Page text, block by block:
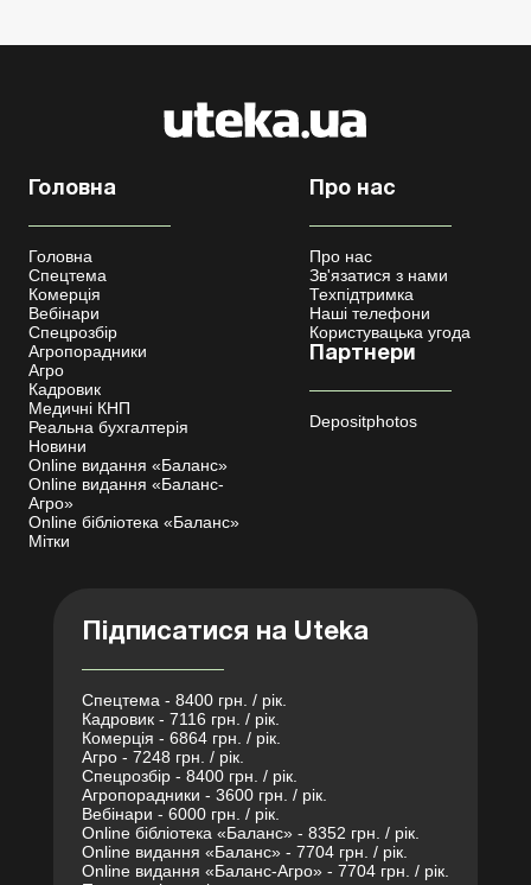
Головна
Головна
Спецтема
Комерція
Вебінари
Спецрозбір
Агропорадники
Агро
Кадровик
Медичні КНП
Реальна бухгалтерія
Новини
Online видання «Баланс»
Online видання «Баланс-
Агро»
Online бібліотека «Баланс»
Мітки
Про нас
Про нас
Зв'язатися з нами
Техпідтримка
Наші телефони
Користувацька угода
Партнери
Depositphotos
Підписатися на Uteka
Спецтема - 8400 грн. / рік.
Кадровик - 7116 грн. / рік.
Комерція - 6864 грн. / рік.
Агро - 7248 грн. / рік.
Спецрозбір - 8400 грн. / рік.
Агропорадники - 3600 грн. / рік.
Вебінари - 6000 грн. / рік.
Online бібліотека «Баланс» - 8352 грн. / рік.
Online видання «Баланс» - 7704 грн. / рік.
Online видання «Баланс-Агро» - 7704 грн. / рік.